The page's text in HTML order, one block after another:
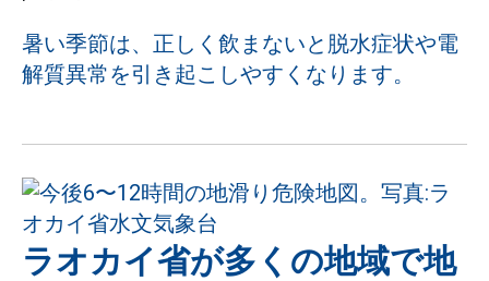
暑い季節は、正しく飲まないと脱水症状や電
解質異常を引き起こしやすくなります。
ラオカイ省が多くの地域で地